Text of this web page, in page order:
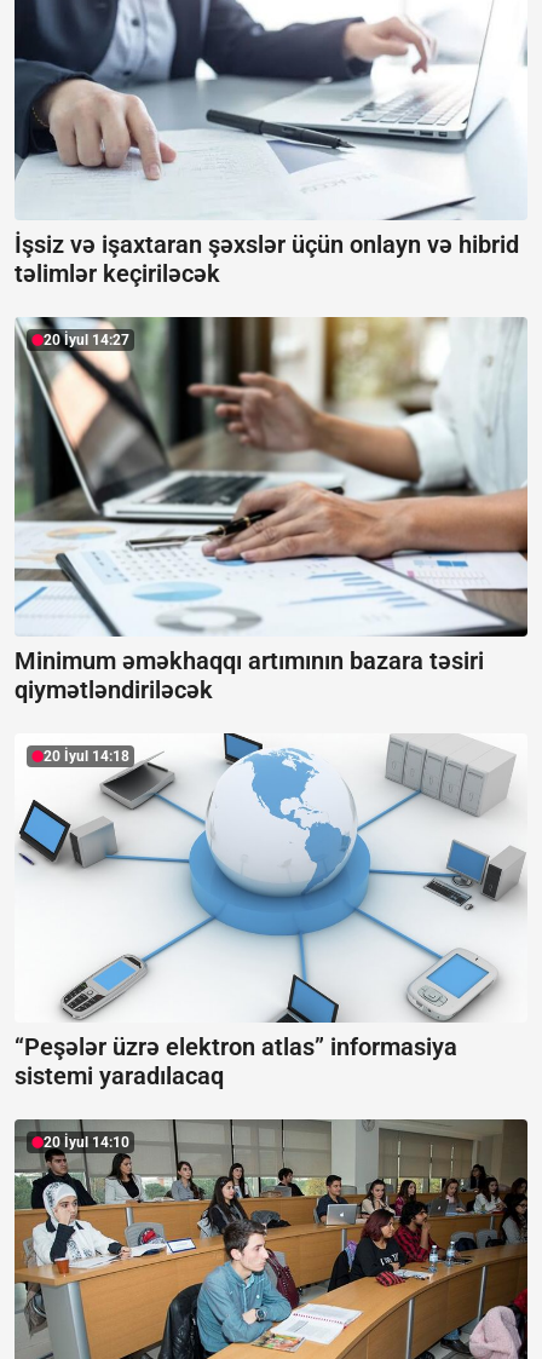
İşsiz və işaxtaran şəxslər üçün onlayn və hibrid
təlimlər keçiriləcək
20 İyul 14:27
Minimum əməkhaqqı artımının bazara təsiri
qiymətləndiriləcək
20 İyul 14:18
“Peşələr üzrə elektron atlas” informasiya
sistemi yaradılacaq
20 İyul 14:10